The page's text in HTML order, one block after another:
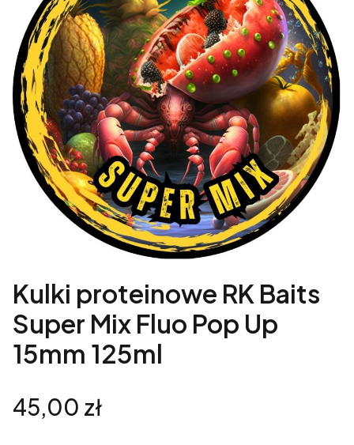
Kulki proteinowe RK Baits
Super Mix Fluo Pop Up
15mm 125ml
Cena
45,00 zł